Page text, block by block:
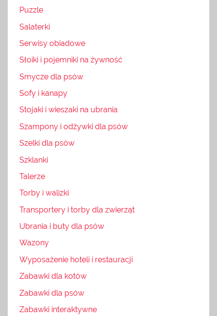
Puzzle
Salaterki
Serwisy obiadowe
Słoiki i pojemniki na żywność
Smycze dla psów
Sofy i kanapy
Stojaki i wieszaki na ubrania
Szampony i odżywki dla psów
Szelki dla psów
Szklanki
Talerze
Torby i walizki
Transportery i torby dla zwierząt
Ubrania i buty dla psów
Wazony
Wyposażenie hoteli i restauracji
Zabawki dla kotów
Zabawki dla psów
Zabawki interaktywne